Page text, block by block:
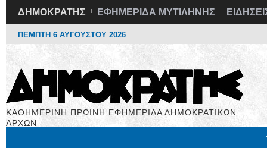
ΔΗΜΟΚΡΑΤΗΣ ΕΦΗΜΕΡΙΔΑ ΜΥΤΙΛΗΝΗΣ
ΠΕΜΠΤΗ 6 ΑΥΓΟΥΣΤΟΥ 2026
ΚΑΘΗΜΕΡΙΝΗ ΠΡΩΙΝΗ ΕΦΗΜΕΡΙΔΑ ΔΗΜΟΚΡΑΤΙΚΩΝ
ΑΡΧΩΝ